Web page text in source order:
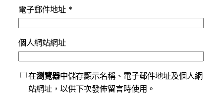
電子郵件地址 *
個人網站網址
在瀏覽器中儲存顯示名稱、電子郵件地址及個人網
站網址，以供下次發佈留言時使用。